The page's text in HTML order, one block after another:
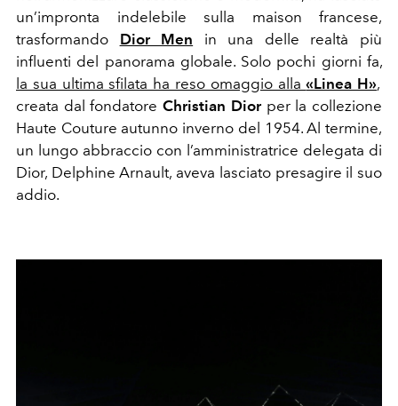
un’impronta indelebile sulla maison francese,
trasformando Dior Men
in una delle realtà più
influenti del panorama globale. Solo pochi giorni fa,
la sua ultima sfilata ha reso omaggio alla«Linea H»,
creata dal fondatoreChristian Dior per la collezione
Haute Couture autunno inverno del 1954. Al termine,
un lungo abbraccio con l’amministratrice delegata di
Dior, Delphine Arnault, aveva lasciato presagire il suo
addio.